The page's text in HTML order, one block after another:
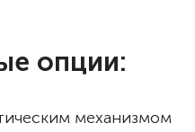
опции:
механизмом